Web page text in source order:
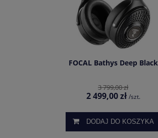
FOCAL Bathys Deep Black
3 799,00 zł
2 499,00 zł /szt.
DODAJ DO KOSZYKA